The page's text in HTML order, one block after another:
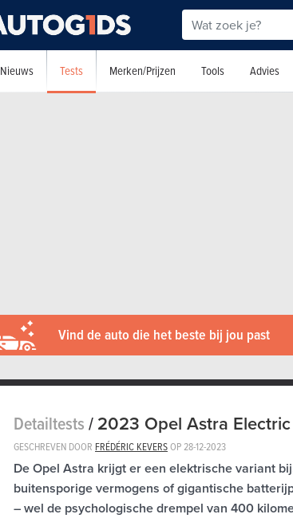
Nieuws Tests Merken/Prijzen Tools Advies
Vind de auto die het beste bij jou past
Detailtests/2023 Opel Astra
GESCHREVEN DOOR FRÉDÉRIC KEVERSOP28-12-2023
De Opel Astra krijgt er een elektrische variant
buitensporige vermogens of gigantische
– wel de psychologische drempel van 400